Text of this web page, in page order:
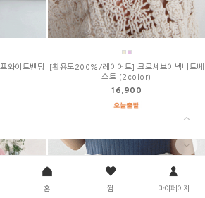
홈 찜 마이페이지
와이드밴딩
[활용도200%/레이어드] 크로셰브이넥니트베
스트 (2color)
16,900